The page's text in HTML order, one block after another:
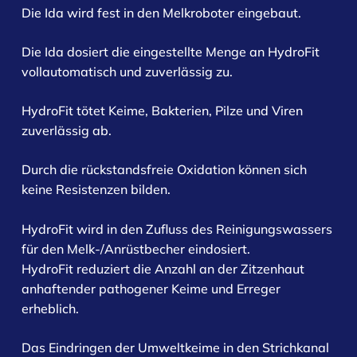
Die Ida wird fest in den Melkroboter eingebaut.
Die Ida dosiert die eingestellte Menge an HydroFit
vollautomatisch und zuverlässig zu.
HydroFit tötet Keime, Bakterien, Pilze und Viren
zuverlässig ab.
Durch die rückstandsfreie Oxidation können sich
keine Resistenzen bilden.
HydroFit wird in den Zufluss des Reinigungswassers
für den Melk-/Anrüstbecher eindosiert.
HydroFit reduziert die Anzahl an der Zitzenhaut
anhaftender pathogener Keime und Erreger
erheblich.
Das Eindringen der Umweltkeime in den Strichkanal